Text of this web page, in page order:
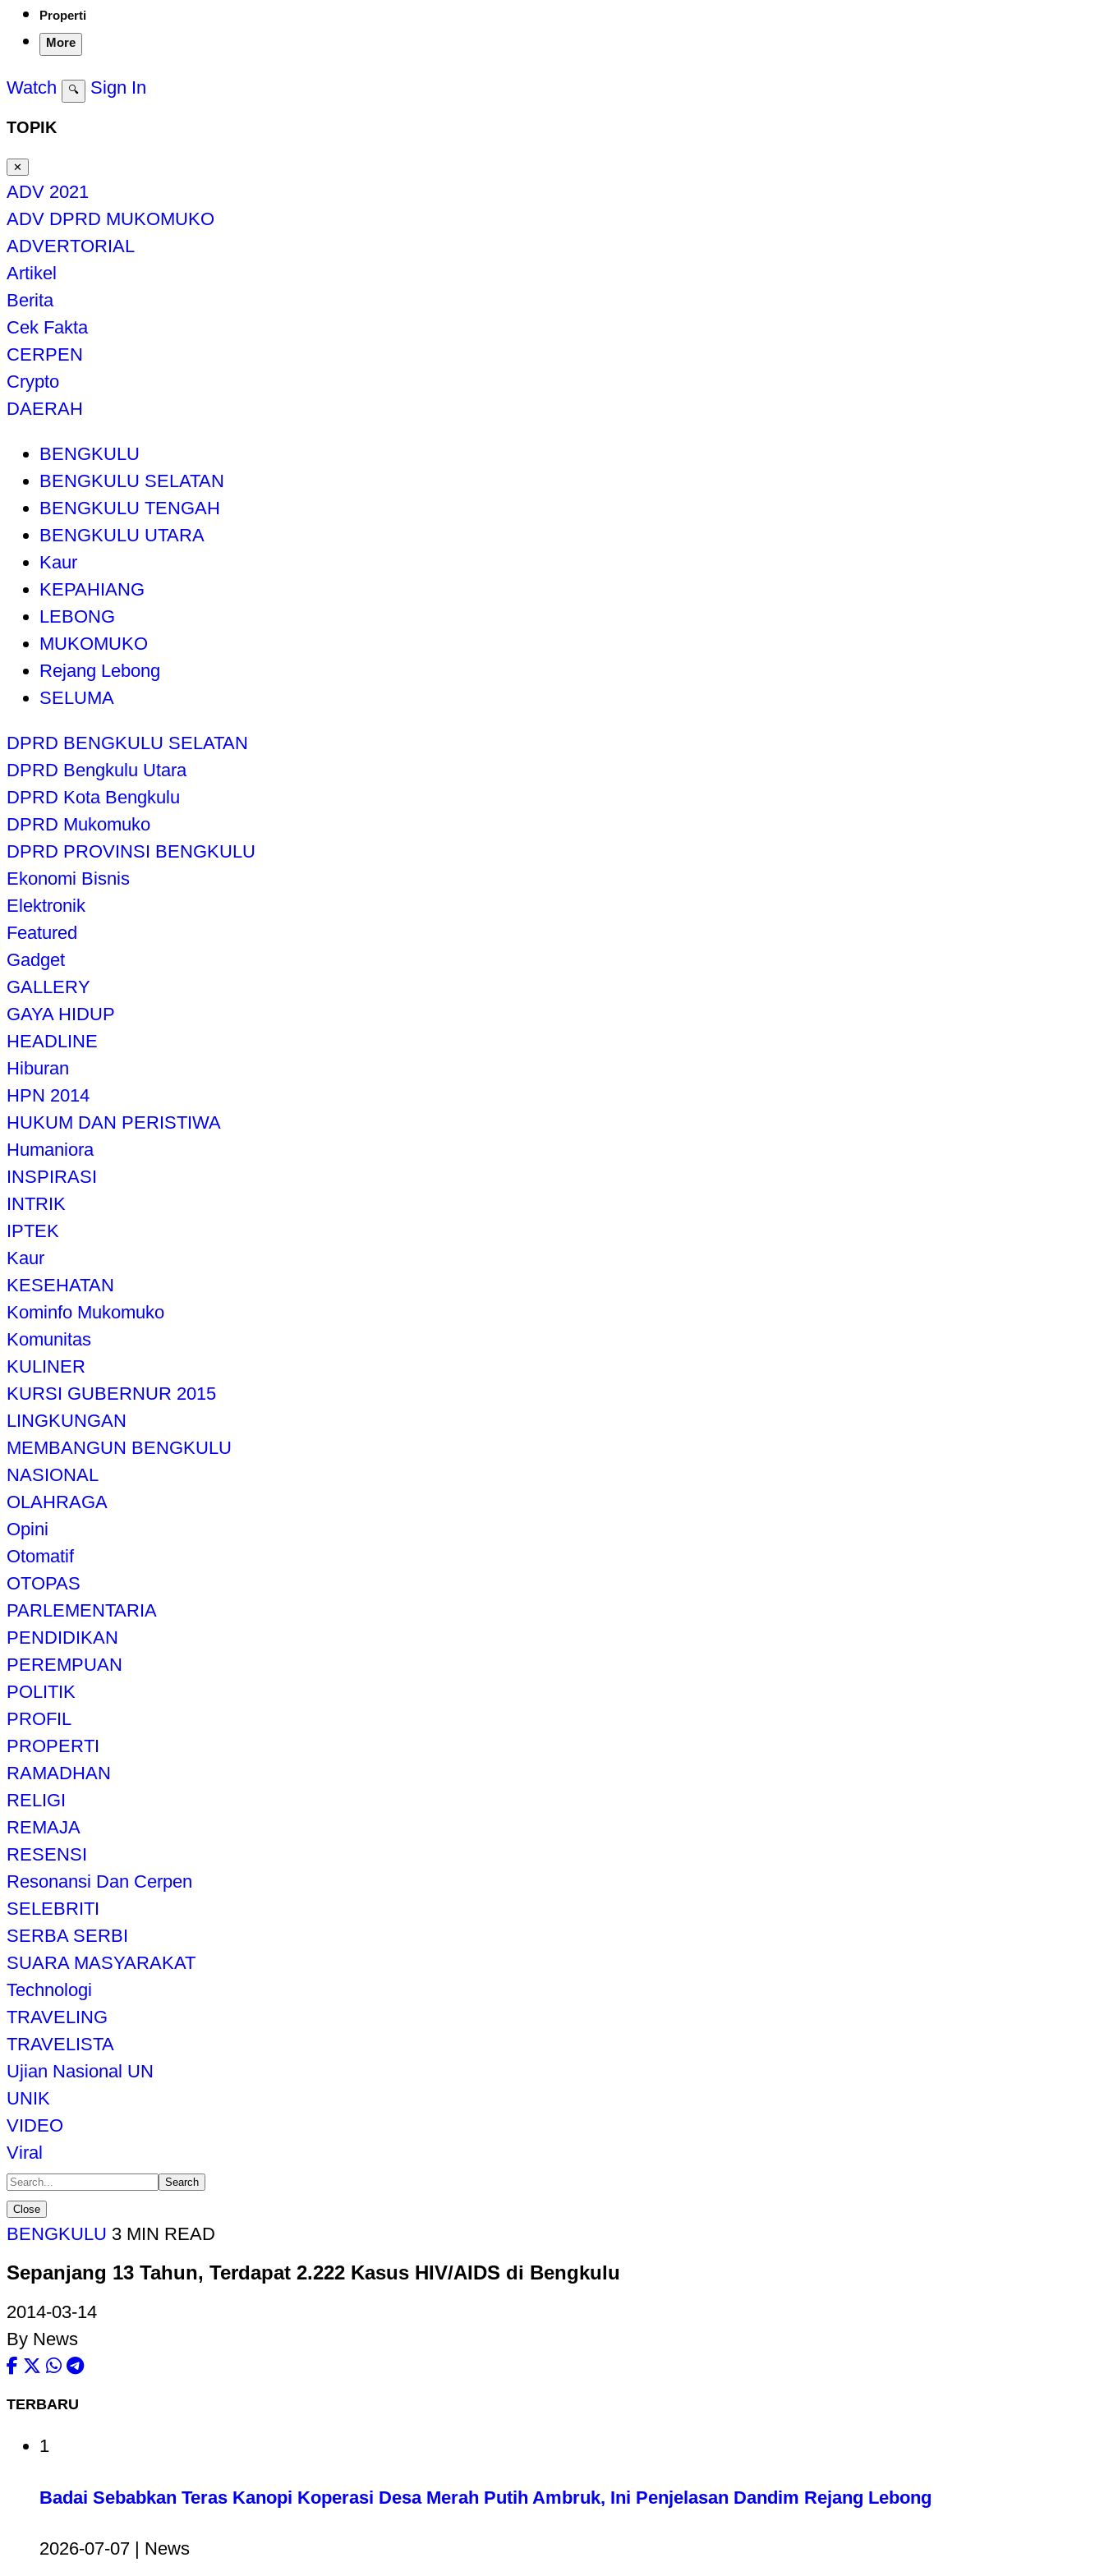
Properti
More
Watch 🔍 Sign In
TOPIK
✕
ADV 2021
ADV DPRD MUKOMUKO
ADVERTORIAL
Artikel
Berita
Cek Fakta
CERPEN
Crypto
DAERAH
BENGKULU
BENGKULU SELATAN
BENGKULU TENGAH
BENGKULU UTARA
Kaur
KEPAHIANG
LEBONG
MUKOMUKO
Rejang Lebong
SELUMA
DPRD BENGKULU SELATAN
DPRD Bengkulu Utara
DPRD Kota Bengkulu
DPRD Mukomuko
DPRD PROVINSI BENGKULU
Ekonomi Bisnis
Elektronik
Featured
Gadget
GALLERY
GAYA HIDUP
HEADLINE
Hiburan
HPN 2014
HUKUM DAN PERISTIWA
Humaniora
INSPIRASI
INTRIK
IPTEK
Kaur
KESEHATAN
Kominfo Mukomuko
Komunitas
KULINER
KURSI GUBERNUR 2015
LINGKUNGAN
MEMBANGUN BENGKULU
NASIONAL
OLAHRAGA
Opini
Otomatif
OTOPAS
PARLEMENTARIA
PENDIDIKAN
PEREMPUAN
POLITIK
PROFIL
PROPERTI
RAMADHAN
RELIGI
REMAJA
RESENSI
Resonansi Dan Cerpen
SELEBRITI
SERBA SERBI
SUARA MASYARAKAT
Technologi
TRAVELING
TRAVELISTA
Ujian Nasional UN
UNIK
VIDEO
Viral
Search
Close
BENGKULU 3 MIN READ
Sepanjang 13 Tahun, Terdapat 2.222 Kasus HIV/AIDS di Bengkulu
2014-03-14
By News
TERBARU
1
Badai Sebabkan Teras Kanopi Koperasi Desa Merah Putih Ambruk, Ini Penjelasan Dandim Rejang Lebong
2026-07-07 | News